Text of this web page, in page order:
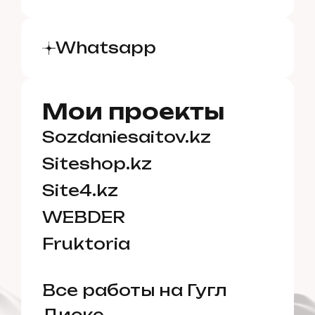
Whatsapp
Мои проекты
Sozdaniesaitov.kz
Siteshop.kz
Site4.kz
WEBDER
Fruktoria
Все работы на Гугл